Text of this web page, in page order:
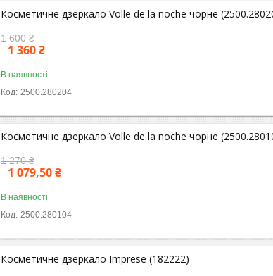
Косметичне дзеркало Volle de la noche чорне
1 600 ₴
1 360 ₴
В наявності
2500.280204
Косметичне дзеркало Volle de la noche чорне
1 270 ₴
1 079,50 ₴
В наявності
2500.280104
Косметичне дзеркало Imprese (182222)